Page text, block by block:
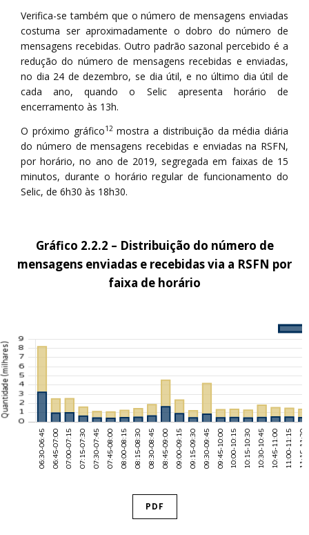
Verifica-se também que o número de mensagens enviadas
costuma ser aproximadamente o dobro do número de
mensagens recebidas. Outro padrão sazonal percebido é a
redução do número de mensagens recebidas e enviadas,
no dia 24 de dezembro, se dia útil, e no último dia útil de
cada ano, quando o Selic apresenta horário de
encerramento às 13h.
O próximo gráfico12mostra a distribuição da média diária
do número de mensagens recebidas e enviadas na RSFN,
por horário, no ano de 2019, segregada em faixas de 15
minutos, durante o horário regular de funcionamento do
Selic, de 6h30 às 18h30.
Gráfico 2.2.2 – Distribuição do número de
mensagens enviadas e recebidas via a RSFN por
faixa de horário
PDF